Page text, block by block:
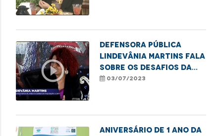
play_circle_outline
Defensora pública
Lindevânia Martins fala
sobre os desafios da
população LGBTQIA+
03/07/2023
ANIVERSÁRIO DE 1 ANO DA